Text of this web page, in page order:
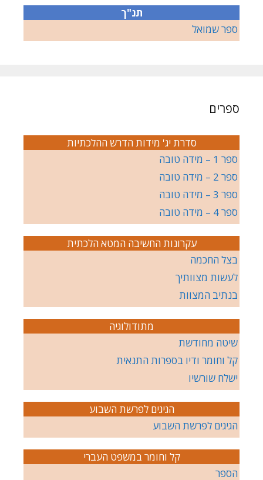
תנ"ך
ספר שמואל
ספרים
סדרת יג' מידות הדרש ההלכתיות
ספר 1 – מידה טובה
ספר 2 – מידה טובה
ספר 3 – מידה טובה
ספר 4 – מידה טובה
עקרונות החשיבה המטא הלכתית
בצל החכמה
לעשות מצוותיך
בנתיב המצוות
מתודולוגיה
שיטה מחודשת
קל וחומר ודיו בספרות התנאית
ישלח שורשיו
הגיגים לפרשת השבוע
הגיגים לפרשת השבוע
קל וחומר במשפט העברי
הספר